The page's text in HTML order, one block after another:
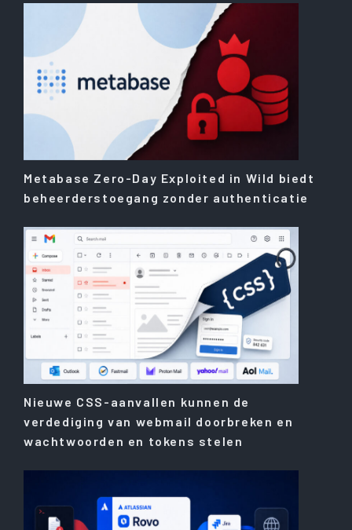
Metabase Zero-Day Exploited in Wild biedt
beheerderstoegang zonder authenticatie
Nieuwe CSS-aanvallen kunnen de
verdediging van webmail doorbreken en
wachtwoorden en tokens stelen